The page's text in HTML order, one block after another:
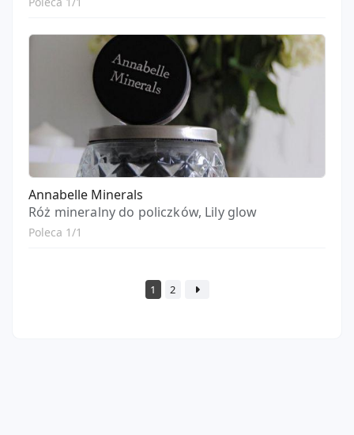
Annabelle Minerals
Róż mineralny do policzków, Lily glow
Poleca 1/1
1 2